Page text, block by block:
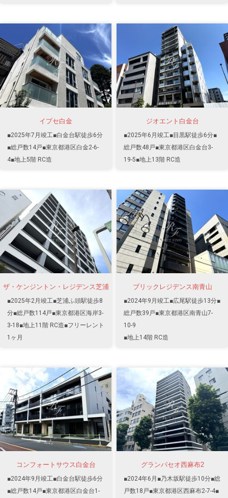
イプセ白金
■2025年7月竣工■白金台駅徒歩6分
■総戸数14戸■東京都港区白金2-6-
4■地上5階 RC造
ジオエント白金台
■2025年6月竣工■目黒駅徒歩6分■
総戸数48戸■東京都港区白金台3-
19-5■地上13階 RC造
ザ・ケンジントン・レジデンス芝浦
■2025年2月竣工■芝浦ふ頭駅徒歩8
分■総戸数114戸■東京都港区海岸3-
3-18■地上11階 RC造■フリーレント
1ヶ月
ブリックレジデンス南青山
■2024年9月竣工■広尾駅徒歩13分■
総戸数39戸■東京都港区南青山7-
10-9
■地上14階 RC造
コンフォートサウス白金台
■2024年9月竣工■白金台駅徒歩6分
■総戸数14戸■東京都港区白金台1-
グランパセオ西麻布2
■2024年6月■乃木坂駅徒歩10分■総
戸数18戸■東京都港区西麻布2-7-4■